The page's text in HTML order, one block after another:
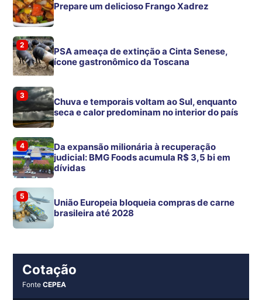
Prepare um delicioso Frango Xadrez
2
PSA ameaça de extinção a Cinta Senese,
ícone gastronômico da Toscana
3
Chuva e temporais voltam ao Sul, enquanto
seca e calor predominam no interior do país
4
Da expansão milionária à recuperação
judicial: BMG Foods acumula R$ 3,5 bi em
dívidas
5
União Europeia bloqueia compras de carne
brasileira até 2028
Cotação
FonteCEPEA